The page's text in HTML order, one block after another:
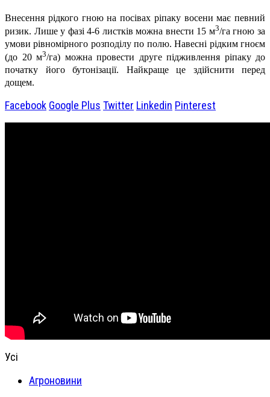
Внесення рідкого гною на посівах ріпаку восени має певний
ризик. Лише у фазі 4-6 листків можна внести 15 м3/га гною за
умови рівномірного розподілу по полю. Навесні рідким гноєм
(до 20 м3/га) можна провести друге підживлення ріпаку до
початку його бутонізації. Найкраще це здійснити перед
дощем.
Facebook Google Plus Twitter Linkedin Pinterest
Усі
Агроновини